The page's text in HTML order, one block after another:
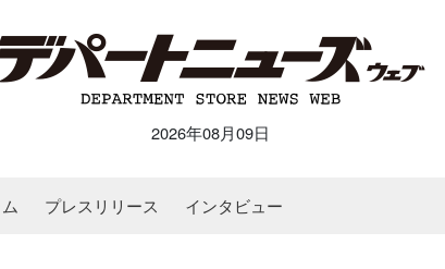
2026年08月09日
プレスリリース インタビュー